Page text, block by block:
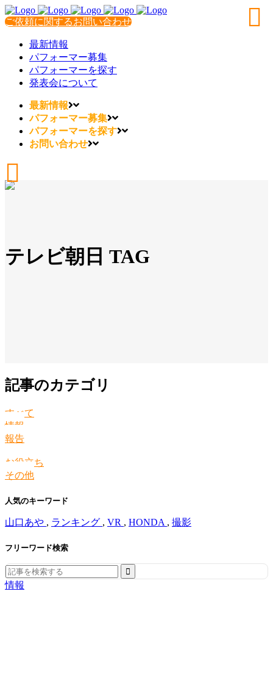
ご依頼に関するお問い合わせ
最新情報
パフォーマー募集
パフォーマーを探す
発表会について
最新情報
パフォーマー募集
パフォーマーを探す
お問い合わせ
テレビ朝日 TAG
記事のカテゴリ
すべて
情報
報告
お役立ち
その他
人気のキーワード
山口あや , ランキング , VR , HONDA , 撮影
フリーワード検索
Search
for:
情報